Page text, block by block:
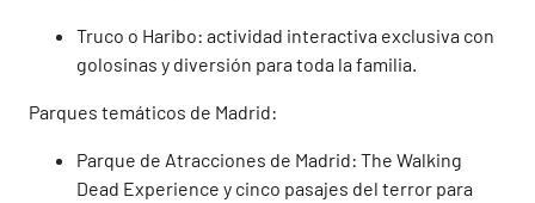
Truco o Haribo: actividad interactiva exclusiva con
golosinas y diversión para toda la familia.
Parques temáticos de Madrid:
Parque de Atracciones de Madrid: The Walking
Dead Experience y cinco pasajes del terror para